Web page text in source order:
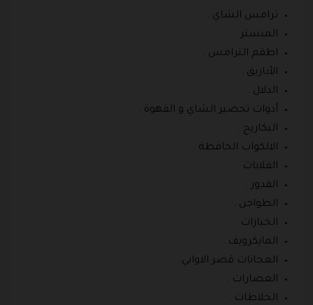
ترامس الشاي .
المبستر .
اطقم الترامس .
الأباريق .
الدلال .
أدوات تحضير الشاي و القهوة .
البكاريج .
الالكواب الحافظة .
القلايات .
القدور .
الطواجن .
الخبازات .
المايكرويف .
العجانات قصر الاواني.
العصارات .
الخلاطات .